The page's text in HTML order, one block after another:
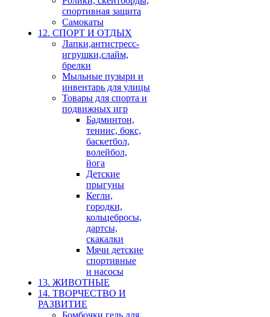
спортивная защита
Самокаты
12. СПОРТ И ОТДЫХ
Лапки,антистресс-
игрушки,слайм,
брелки
Мыльные пузыри и
инвентарь для улицы
Товары для спорта и
подвижных игр
Бадминтон,
теннис, бокс,
баскетбол,
волейбол,
йога
Детские
прыгуны
Кегли,
городки,
кольцебросы,
дартсы,
скакалки
Мячи детские
спортивные
и насосы
13. ЖИВОТНЫЕ
14. ТВОРЧЕСТВО И
РАЗВИТИЕ
Бомбочки,гель для